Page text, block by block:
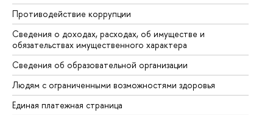
Противодействие коррупции
Сведения о доходах, расходах, об имуществе и
обязательствах имущественного характера
Сведения об образовательной организации
Людям с ограниченными возможностями здоровья
Единая платежная страница